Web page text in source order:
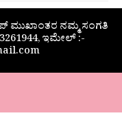
ಮುಖಾಂತರ ನಮ್ಮ ಸಂಗತಿ
ಇಮೇಲ್ :-